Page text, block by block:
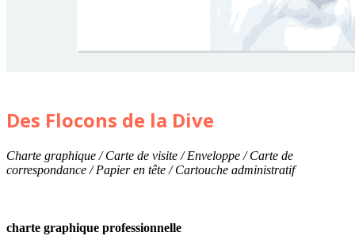
Des Flocons de la Dive
Charte graphique / Carte de visite / Enveloppe / Carte de
correspondance / Papier en tête / Cartouche administratif
charte graphique professionnelle